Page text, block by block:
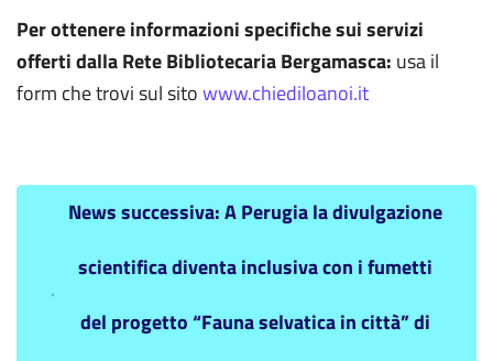
Per ottenere informazioni specifiche sui servizi
offerti dalla Rete Bibliotecaria Bergamasca: usa il
form che trovi sul sitowww.chiediloanoi.it
News successiva: A Perugia la divulgazione
scientifica diventa inclusiva con i fumetti
del progetto “Fauna selvatica in città” di